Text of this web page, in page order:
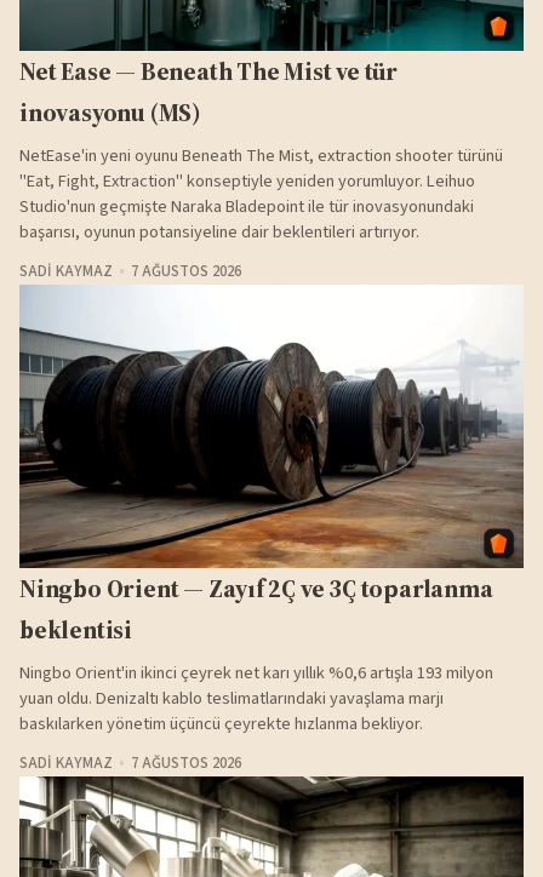
Net Ease — Beneath The Mist ve tür
inovasyonu (MS)
NetEase'in yeni oyunu Beneath The Mist, extraction shooter türünü
"Eat, Fight, Extraction" konseptiyle yeniden yorumluyor. Leihuo
Studio'nun geçmişte Naraka Bladepoint ile tür inovasyonundaki
başarısı, oyunun potansiyeline dair beklentileri artırıyor.
SADI KAYMAZ 7 AĞUSTOS 2026
Ningbo Orient — Zayıf 2Ç ve 3Ç toparlanma
beklentisi
Ningbo Orient'in ikinci çeyrek net karı yıllık %0,6 artışla 193 milyon
yuan oldu. Denizaltı kablo teslimatlarındaki yavaşlama marjı
baskılarken yönetim üçüncü çeyrekte hızlanma bekliyor.
SADI KAYMAZ 7 AĞUSTOS 2026